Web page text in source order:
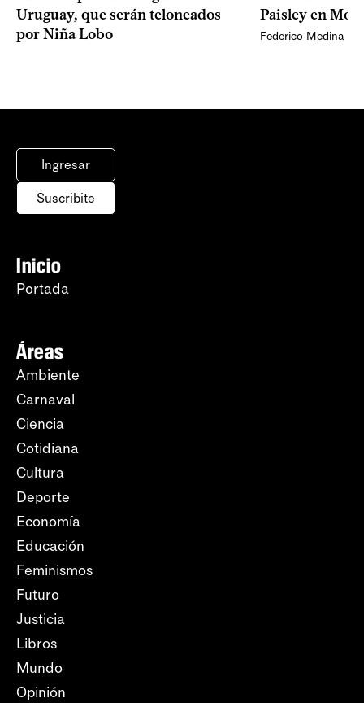
Uruguay, que serán teloneados
por Niña Lobo
Paisley en
Federico Medina
Ingresar
Suscribite
Inicio
Portada
Áreas
Ambiente
Carnaval
Ciencia
Cotidiana
Cultura
Deporte
Economía
Educación
Feminismos
Futuro
Justicia
Libros
Mundo
Opinión